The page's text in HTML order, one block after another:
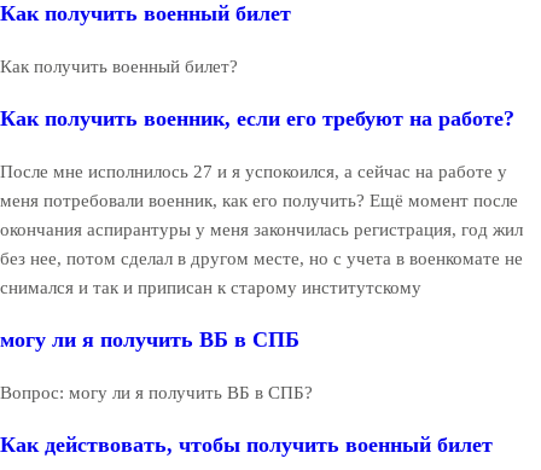
Как получить военный билет
Как получить военный билет?
Как получить военник, если его требуют на работе?
После мне исполнилось 27 и я успокоился, а сейчас на работе у
меня потребовали военник, как его получить? Ещё момент после
окончания аспирантуры у меня закончилась регистрация, год жил
без нее, потом сделал в другом месте, но с учета в военкомате не
снимался и так и приписан к старому институтскому
могу ли я получить ВБ в СПБ
Вопрос: могу ли я получить ВБ в СПБ?
Как действовать, чтобы получить военный билет